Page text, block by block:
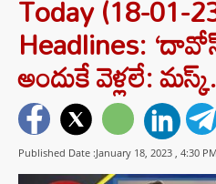
Today (18-01-
Headlines:
అందుకే వెళ్లలే:
Published Date :January 18, 2023 , 4:30 PM